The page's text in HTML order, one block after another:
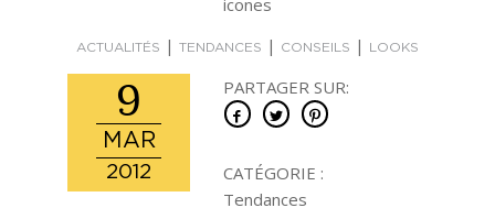
ACTUALITÉS | TENDANCES | CONSEILS | LOOKS
9
MAR
2012
PARTAGER SUR:
CATÉGORIE :
Tendances